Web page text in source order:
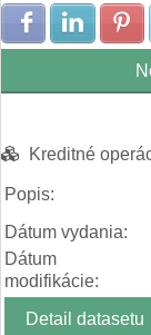
Zdielať na
Kreditné
Popis:
Dátum vydania:
Dátum
modifikácie:
Detail datasetu